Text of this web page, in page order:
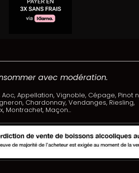
avec modération.
Appellation, Vignoble, Cépage, Pinot
Chardonnay, Vendanges, Riesling,
Montrachet, Maçon...